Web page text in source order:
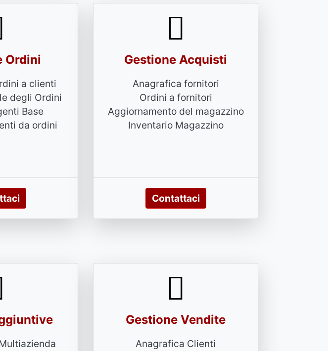
Ordini
a clienti
degli Ordini
Base
da ordini
Gestione Acquisti
Anagrafica fornitori
Ordini a fornitori
Aggiornamento del magazzino
Inventario Magazzino
Contattaci
Gestione Vendite
Anagrafica Clienti